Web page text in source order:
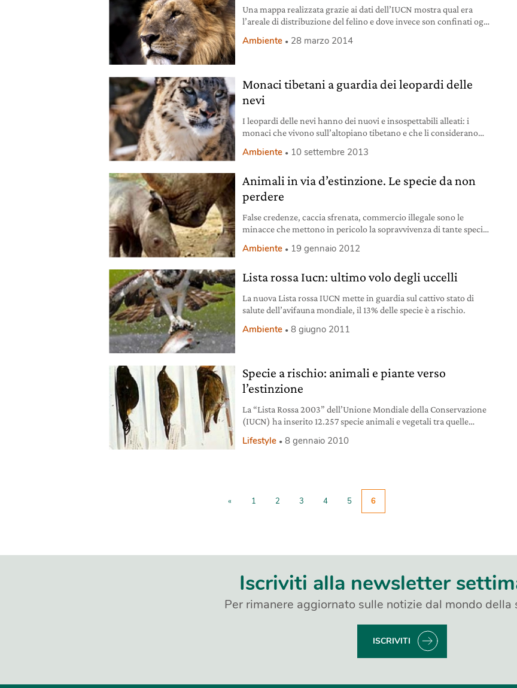
Una mappa realizzata grazie ai dati dell’IUCN mostra qual era
l’areale di distribuzione del felino e dove invece son confinati oggi
Ambiente 28 marzo 2014
Monaci tibetani a guardia dei leopardi delle
nevi
I leopardi delle nevi hanno dei nuovi e insospettabili alleati: i
monaci che vivono sull’altopiano tibetano e che li considerano
Ambiente 10 settembre 2013
Animali in via d’estinzione. Le specie da non
perdere
False credenze, caccia sfrenata, commercio illegale sono le
minacce che mettono in pericolo la sopravvivenza di tante specie
Ambiente 19 gennaio 2012
Lista rossa Iucn: ultimo volo degli uccelli
La nuova Lista rossa IUCN mette in guardia sul cattivo stato di
salute dell’avifauna mondiale, il 13% delle specie è a rischio.
Ambiente 8 giugno 2011
Specie a rischio: animali e piante verso
l’estinzione
La “Lista Rossa 2003” dell’Unione Mondiale della Conservazione
(IUCN) ha inserito 12.257 specie animali e vegetali tra quelle
Lifestyle 8 gennaio 2010
« 1 2 3 4 5 6
Iscriviti alla newsletter
Per rimanere aggiornato sulle notizie dal mondo della
ISCRIVITI